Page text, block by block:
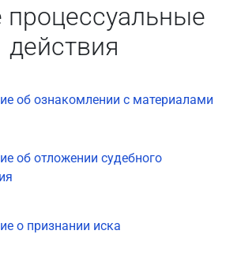
действия
об ознакомлении с материалами
об отложении судебного
о признании иска